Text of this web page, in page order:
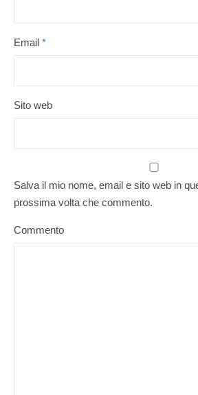
Email *
Sito web
Salva il mio nome, email e sito web in
prossima volta che commento.
Commento